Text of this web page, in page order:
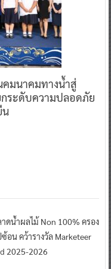
คมนาคมทางน้ำสู่
ระดับความปลอดภัย
น
ดน้ำผลไม้ Non 100% ครอง
อน คว้ารางวัล Marketeer
2025-2026